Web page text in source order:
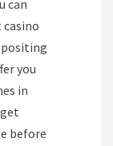
can
casino
you
in
before